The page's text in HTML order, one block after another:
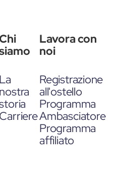
La
nostra
Carriere
Lavora con
noi
Registrazione
all'ostello
Programma
Ambasciatore
Programma
affiliato